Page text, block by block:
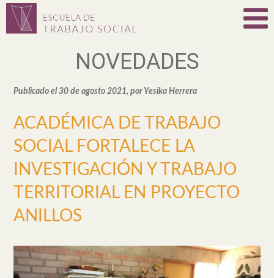
NOVEDADES
Publicado el 30 de agosto 2021, por Yesika Herrera
ACADÉMICA DE TRABAJO
SOCIAL FORTALECE LA
INVESTIGACIÓN Y TRABAJO
TERRITORIAL EN PROYECTO
ANILLOS